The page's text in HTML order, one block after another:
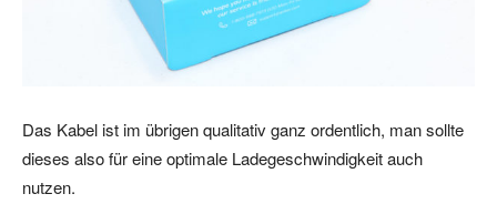
Das Kabel ist im übrigen qualitativ ganz ordentlich, man sollte
dieses also für eine optimale Ladegeschwindigkeit auch
nutzen.